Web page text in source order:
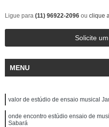
Ligue para (11) 96922-2096 ou clique
Solicite
MENU
valor de estúdio de ensaio musical
onde encontro estúdio ensaio de
Sabará